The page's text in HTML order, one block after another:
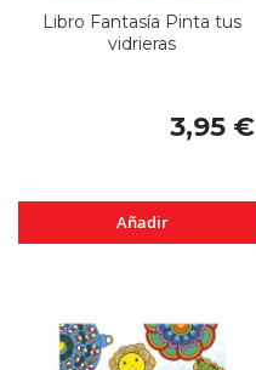
Libro Fantasía Pinta tus
vidrieras
3,95 €
Añadir